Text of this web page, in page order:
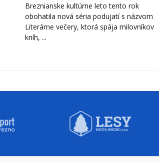
Breznianske kultúrne leto tento rok
obohatila nová séria podujatí s názvom
Literárne večery, ktorá spája milovníkov
kníh, ...